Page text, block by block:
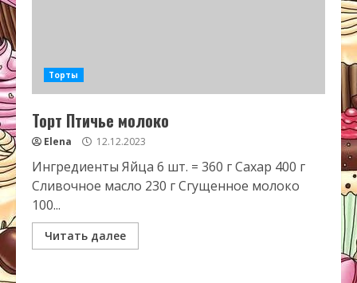
Торты
Торт Птичье молоко
Elena 12.12.2023
Ингредиенты Яйца 6 шт. = 360 г Сахар 400 г
Сливочное масло 230 г Сгущенное молоко
100...
Читать далее